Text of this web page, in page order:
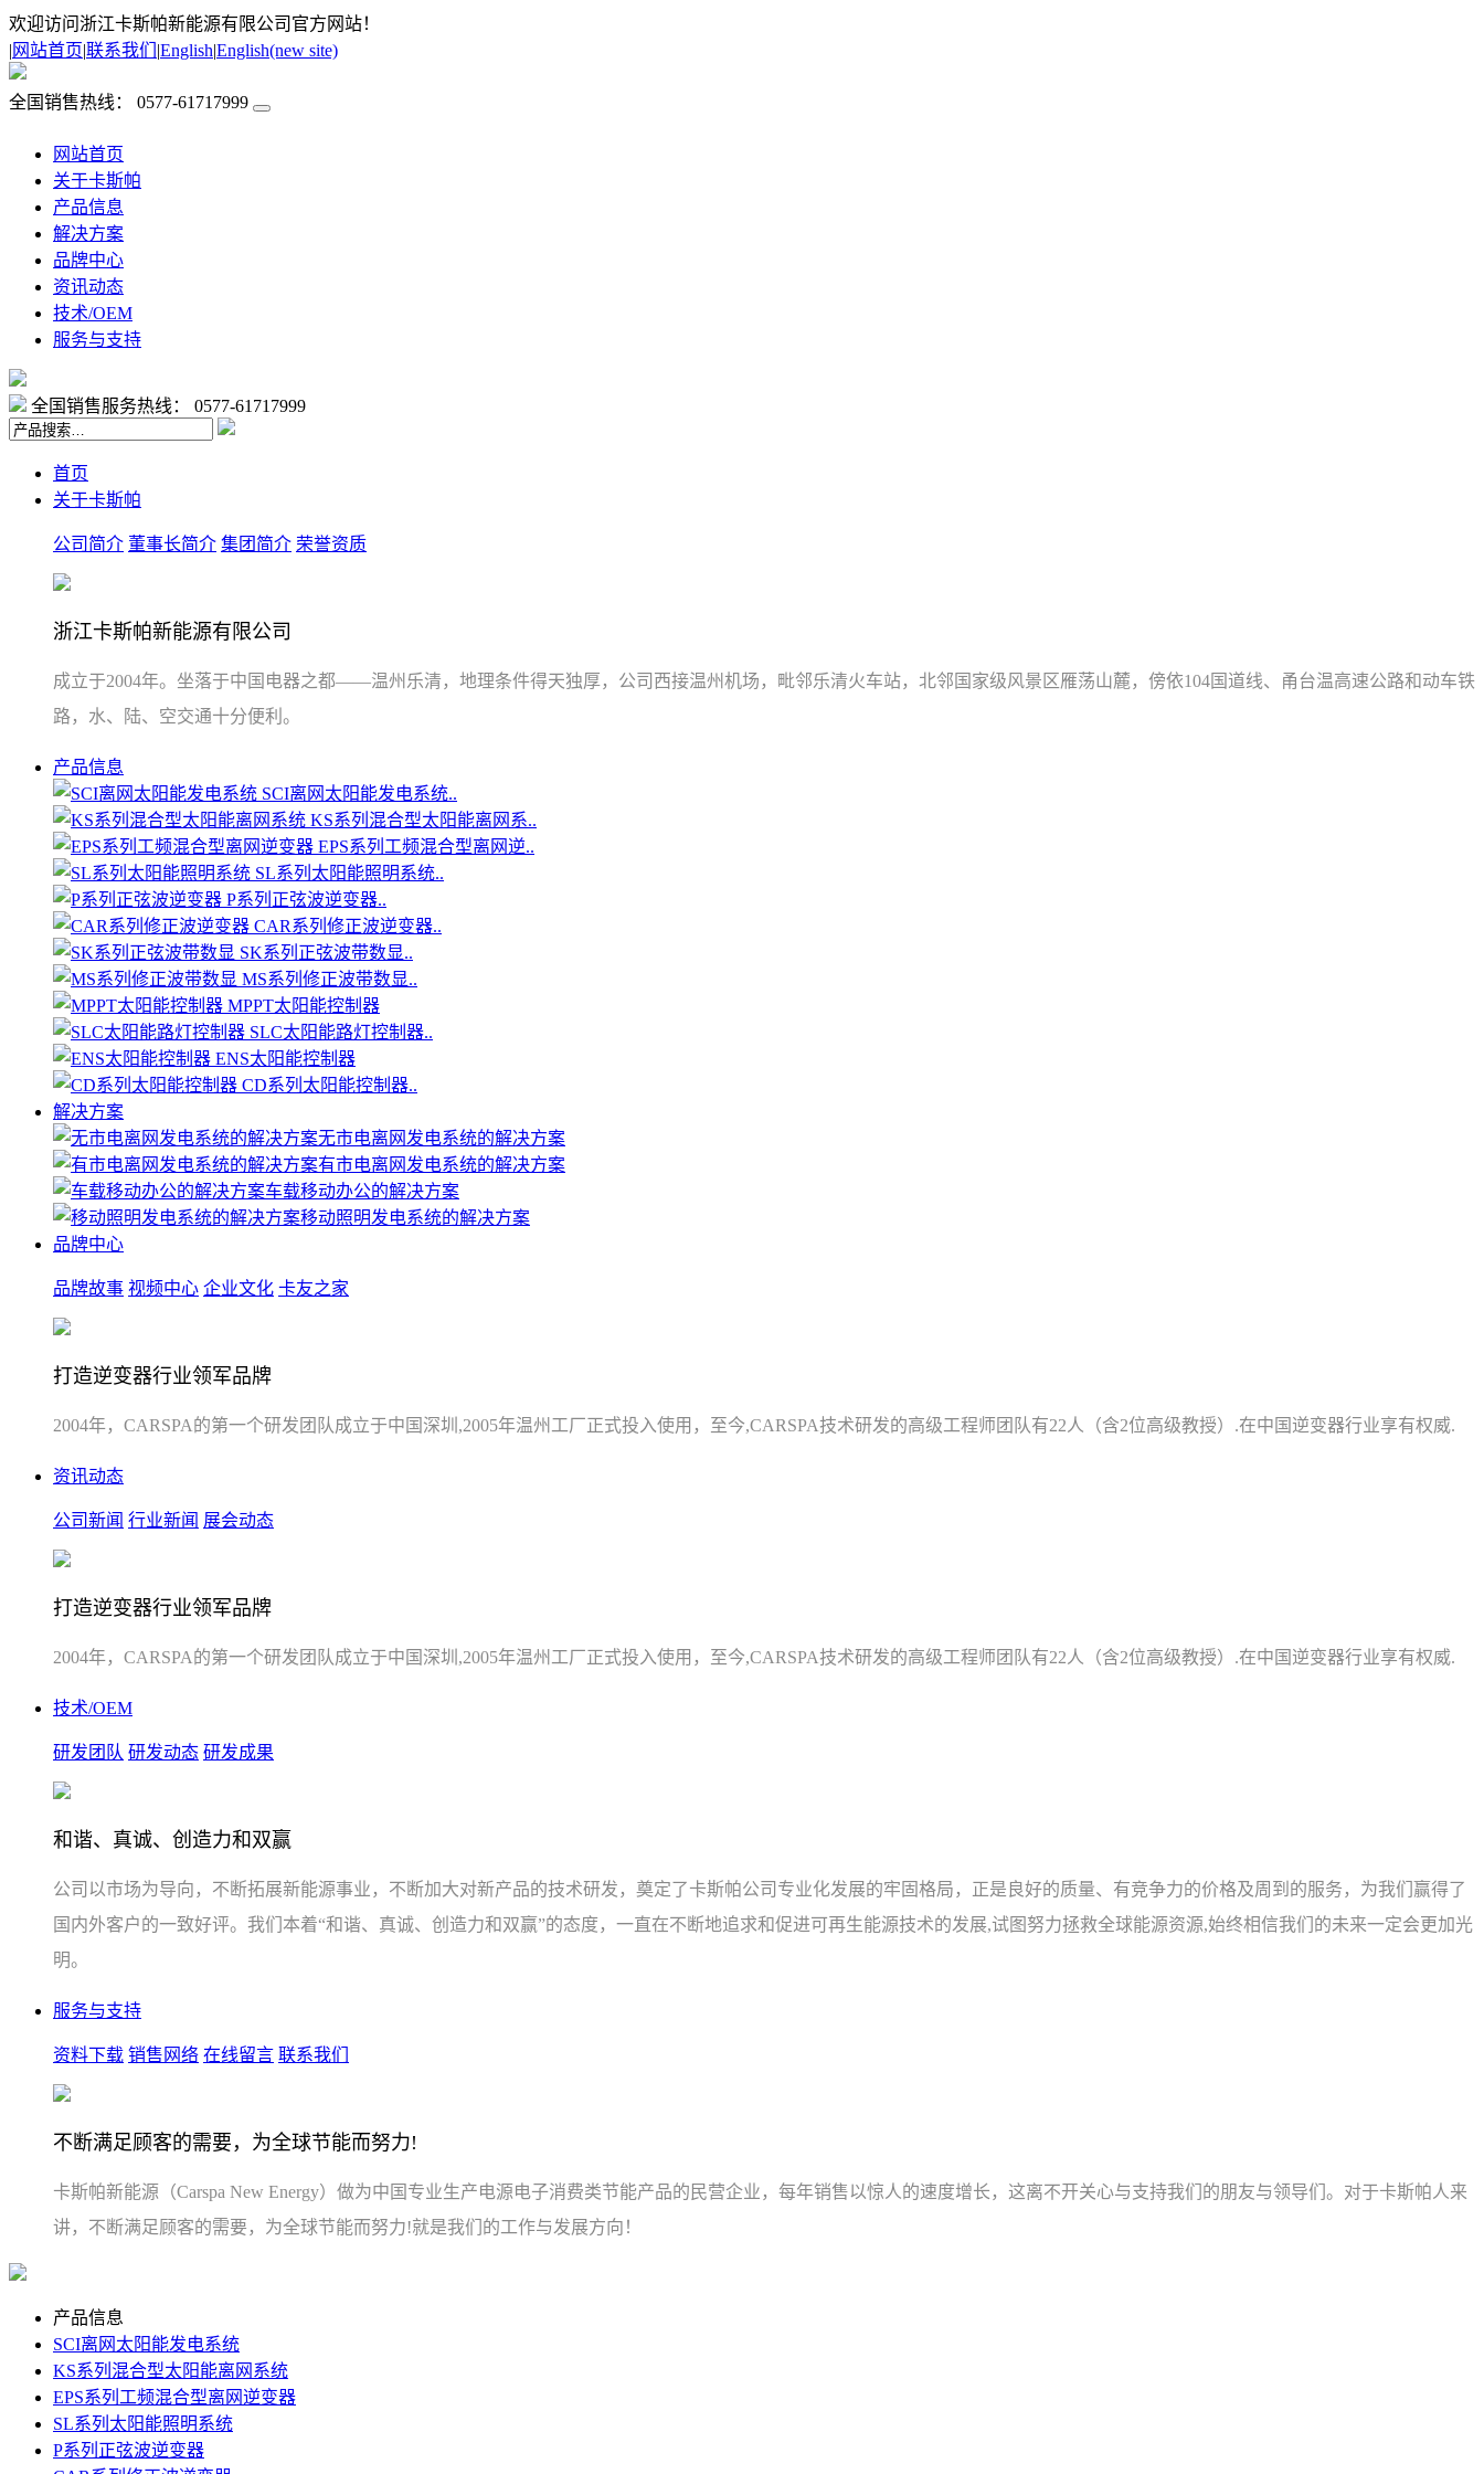
欢迎访问浙江卡斯帕新能源有限公司官方网站！
| 网站首页|联系我们 |English|English(new site)
全国销售热线： 0577-61717999
网站首页
关于卡斯帕
产品信息
解决方案
品牌中心
资讯动态
技术/OEM
服务与支持
全国销售服务热线： 0577-61717999
首页
关于卡斯帕
公司简介 董事长简介 集团简介 荣誉资质
浙江卡斯帕新能源有限公司
成立于2004年。坐落于中国电器之都——温州乐清，地理条件得天独厚，公司西接温州机场，毗邻乐清火车站，北邻国家级风景区雁荡山麓，傍依104国道线、甬台温高速公路和动车铁
路，水、陆、空交通十分便利。
产品信息
SCI离网太阳能发电系统..
KS系列混合型太阳能离网系..
EPS系列工频混合型离网逆..
SL系列太阳能照明系统..
P系列正弦波逆变器..
CAR系列修正波逆变器..
SK系列正弦波带数显..
MS系列修正波带数显..
MPPT太阳能控制器
SLC太阳能路灯控制器..
ENS太阳能控制器
CD系列太阳能控制器..
解决方案
无市电离网发电系统的解决方案
有市电离网发电系统的解决方案
车载移动办公的解决方案
移动照明发电系统的解决方案
品牌中心
品牌故事 视频中心 企业文化 卡友之家
打造逆变器行业领军品牌
2004年，CARSPA的第一个研发团队成立于中国深圳,2005年温州工厂正式投入使用，至今,CARSPA技术研发的高级工程师团队有22人（含2位高级教授）.在中国逆变器行业享有权威.
资讯动态
公司新闻 行业新闻 展会动态
打造逆变器行业领军品牌
2004年，CARSPA的第一个研发团队成立于中国深圳,2005年温州工厂正式投入使用，至今,CARSPA技术研发的高级工程师团队有22人（含2位高级教授）.在中国逆变器行业享有权威.
技术/OEM
研发团队 研发动态 研发成果
和谐、真诚、创造力和双赢
公司以市场为导向，不断拓展新能源事业，不断加大对新产品的技术研发，奠定了卡斯帕公司专业化发展的牢固格局，正是良好的质量、有竞争力的价格及周到的服务，为我们赢得了
国内外客户的一致好评。我们本着“和谐、真诚、创造力和双赢”的态度，一直在不断地追求和促进可再生能源技术的发展,试图努力拯救全球能源资源,始终相信我们的未来一定会更加光
明。
服务与支持
资料下载 销售网络 在线留言 联系我们
不断满足顾客的需要，为全球节能而努力!
卡斯帕新能源（Carspa New Energy）做为中国专业生产电源电子消费类节能产品的民营企业，每年销售以惊人的速度增长，这离不开关心与支持我们的朋友与领导们。对于卡斯帕人来
讲，不断满足顾客的需要，为全球节能而努力!就是我们的工作与发展方向！
产品信息
SCI离网太阳能发电系统
KS系列混合型太阳能离网系统
EPS系列工频混合型离网逆变器
SL系列太阳能照明系统
P系列正弦波逆变器